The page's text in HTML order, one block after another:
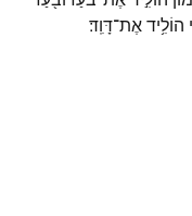
הוֹלִ֥ידאֶת־דָּוִֽד׃